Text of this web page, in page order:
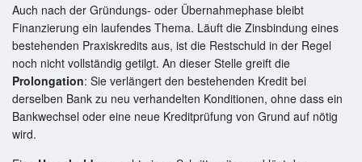
Auch nach der Gründungs- oder Übernahmephase bleibt
Finanzierung ein laufendes Thema. Läuft die Zinsbindung eines
bestehenden Praxiskredits aus, ist die Restschuld in der Regel
noch nicht vollständig getilgt. An dieser Stelle greift die
Prolongation: Sie verlängert den bestehenden Kredit bei
derselben Bank zu neu verhandelten Konditionen, ohne dass ein
Bankwechsel oder eine neue Kreditprüfung von Grund auf nötig
wird.